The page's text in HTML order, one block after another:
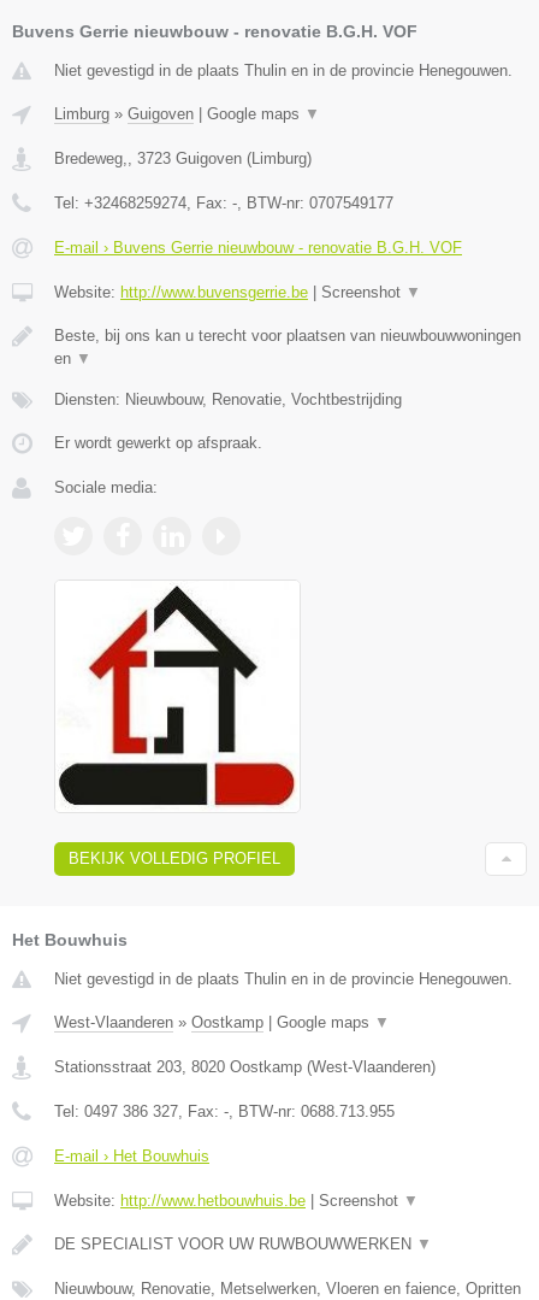
Buvens Gerrie nieuwbouw - renovatie B.G.H. VOF
Niet gevestigd in de plaats Thulin en in de provincie Henegouwen.
Limburg » Guigoven Google maps ▼
Bredeweg,, 3723 Guigoven (Limburg)
Tel: +32468259274, Fax: -, BTW-nr: 0707549177
E-mail › Buvens Gerrie nieuwbouw - renovatie B.G.H. VOF
Website: http://www.buvensgerrie.be Screenshot ▼
Beste, bij ons kan u terecht voor plaatsen van nieuwbouwwoningen
en ▼
Diensten: Nieuwbouw, Renovatie, Vochtbestrijding
Er wordt gewerkt op afspraak.
Sociale media:
BEKIJK VOLLEDIG PROFIEL
Het Bouwhuis
Niet gevestigd in de plaats Thulin en in de provincie Henegouwen.
West-Vlaanderen » Oostkamp | Google maps ▼
Stationsstraat 203 8020 Oostkamp (West-Vlaanderen)
Tel: 0497 386 327 , Fax: - , BTW-nr: 0688.713.955
E-mail › Het Bouwhuis
Website: http://www.hetbouwhuis.be | Screenshot ▼
DE SPECIALIST VOOR UW RUWBOUWWERKEN ▼
Nieuwbouw, Renovatie, Metselwerken, Vloeren en faience, Opritten